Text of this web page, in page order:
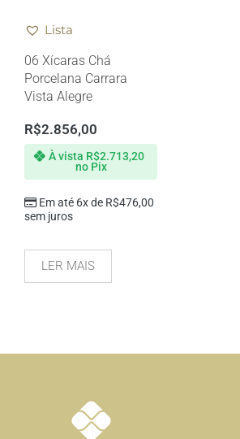
Lista
06 Xícaras Chá
Porcelana Carrara
Vista Alegre
R$2.856,00
Em até 6x de R$476,00
sem juros
À vista R$2.713,20
no Pix
LER MAIS